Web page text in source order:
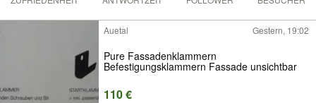
Auetal Gestern, 19:02
Pure Fassadenklammern
Befestigungsklammern Fassade unsichtbar
110 €